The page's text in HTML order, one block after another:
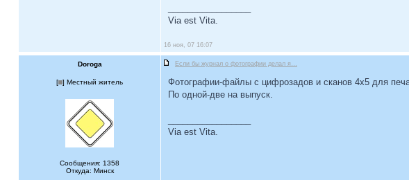
Via est Vita.
16 ноя, 07 16:07
Doroga Если бы журнал о фотографии делал я…
[ ] Местный житель
Сообщения: 1358
Откуда: Минск
Фотографии-файлы с цифрозадов и сканов 4х5 для
По одной-две на выпуск.
Via est Vita.